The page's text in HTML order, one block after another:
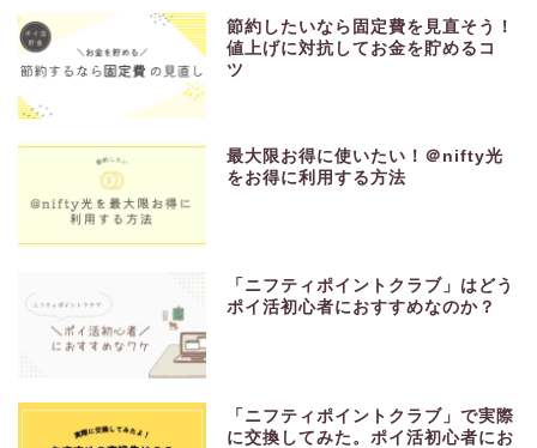
節約したいなら固定費を見直そう！
値上げに対抗してお金を貯めるコ
ツ
最大限お得に使いたい！＠nifty光
をお得に利用する方法
「ニフティポイントクラブ」はどう
ポイ活初心者におすすめなのか？
「ニフティポイントクラブ」で実際
に交換してみた。ポイ活初心者にお